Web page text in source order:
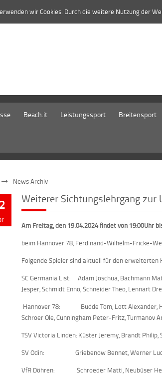
Beach.it Leistungssport Breitensport
News Archiv
Weiterer Sichtungslehrgang zur
Am Freitag, den 19.04.2024 findet von 19:00Uhr
beim Hannover 78, Ferdinand-Wilhelm-Fricke-
Folgende Spieler sind aktuell für den erweiterten
SC Germania List: Adam Joschua, Bachmann
Jesper, Schmidt Enno, Schneider Theo, Lennart
Hannover 78: Budde Tom, Lott Alexander,
Schroer Ole, Cunningham Peter-Fritz, Turmanov
TSV Victoria Linden: Küster Jeremy, Brandt Philip,
SV Odin: Griebenow Bennet, Werner Luca,
VfR Döhren: Schroeder Matti, Neubüser
wir Cookies. Durch die weitere Nutzung der